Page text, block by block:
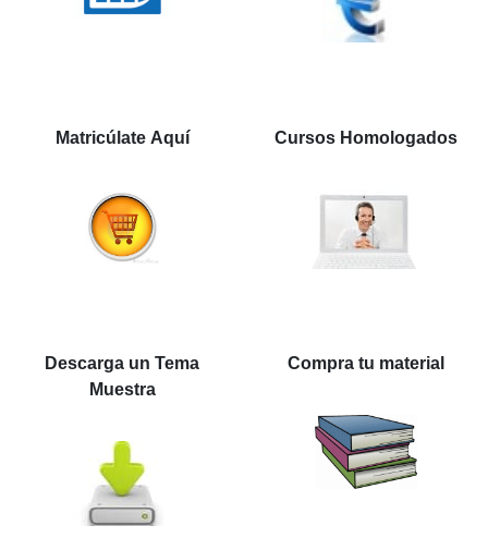
Matricúlate Aquí Cursos Homologados
Descarga un Tema
Muestra
Compra tu material